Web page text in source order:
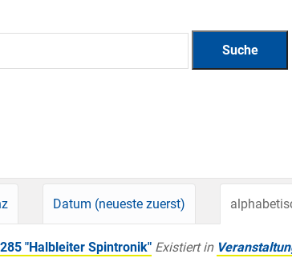
Datum (neueste zuerst)
"Halbleiter Spintronik" Existiert in